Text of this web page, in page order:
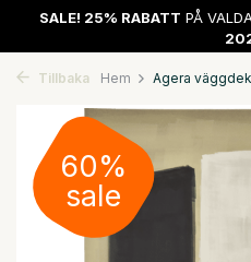
SALE! 25% RABATT PÅ
Tillbaka Hem Agera
60%
sale